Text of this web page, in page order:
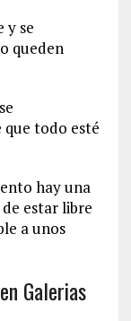
y se
queden
que todo esté
hay una
estar libre
a unos
Galerias